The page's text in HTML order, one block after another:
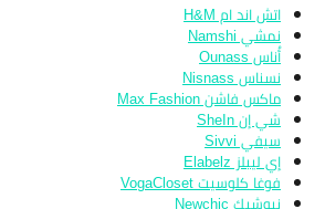
اتش اند ام H&M
نمشي Namshi
أُناس Ounass
نسناس Nisnass
ماكس فاشن Max Fashion
شي إن SheIn
سيفي Sivvi
إي ليبلز Elabelz
فوغا كلوسيت VogaCloset
نيوشيك Newchic